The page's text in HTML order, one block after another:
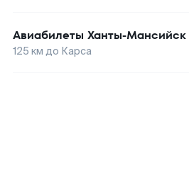
Авиабилеты Ханты-Мансийск
125 км до Карса